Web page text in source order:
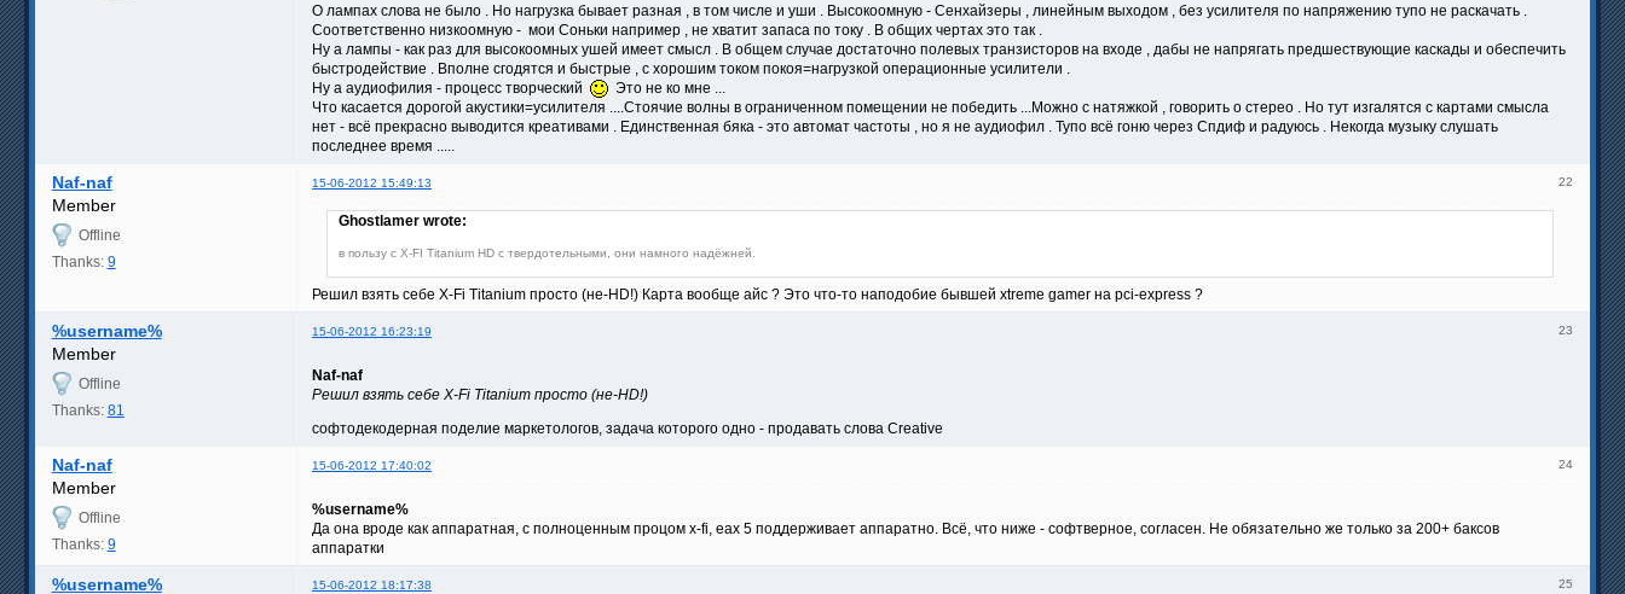
О лампах слова не было . Но нагрузка бывает разная , в том числе и уши . Высокоомную - Сенхайзеры , линейным выходом , без усилителя по напряжению тупо не раскачать .
Соответственно низкоомную - мои Соньки например , не хватит запаса по току . В общих чертах это так .
Ну а лампы - как раз для высокоомных ушей имеет смысл . В общем случае достаточно полевых транзисторов на входе , дабы не напрягать предшествующие каскады и обеспечить
быстродействие . Вполне сгодятся и быстрые , с хорошим током покоя=нагрузкой операционные усилители .
Ну а аудиофилия - процесс творческий
Это не ко мне ...
Что касается дорогой акустики=усилителя ....Стоячие волны в ограниченном помещении не победить ...Можно с натяжкой , говорить о стерео . Но тут изгалятся с картами смысла
нет - всё прекрасно выводится креативами . Единственная бяка - это автомат частоты , но я не аудиофил . Тупо всё гоню через Спдиф и радуюсь . Некогда музыку слушать
последнее время .....
22
Naf-naf 15-06-2012 15:49:13
Member
Offline
Thanks: 9
Ghostlamer wrote:
в пользу с X-FI Titanium HD с твердотельными, они намного надёжней.
Решил взять себе X-Fi Titanium просто (не-HD!) Карта вообще айс ? Это что-то наподобие бывшей xtreme gamer на pci-express ?
23
%username% 15-06-2012 16:23:19
Member
Offline
Thanks: 81
Naf-naf
Решил взять себе X-Fi Titanium просто (не-HD!)
софтодекодерная поделие маркетологов, задача которого одно - продавать слова Creative
24
Naf-naf 15-06-2012 17:40:02
Member
Offline
Thanks: 9
%username%
Да она вроде как аппаратная, с полноценным процом x-fi, еах 5 поддерживает аппаратно. Всё, что ниже - софтверное, согласен. Не обязательно же только за 200+ баксов
аппаратки
25
%username% 15-06-2012 18:17:38